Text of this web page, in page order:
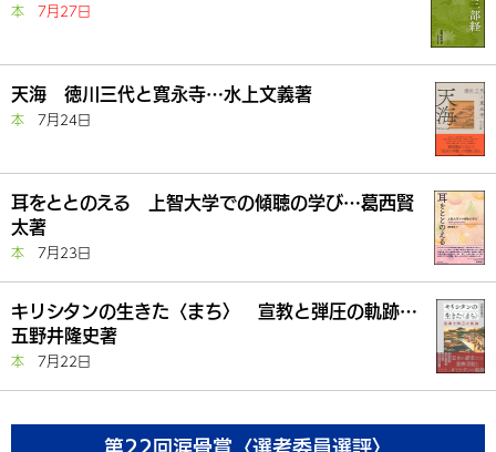
本 7月27日
天海 徳川三代と寛永寺…水上文義著
本 7月24日
耳をととのえる 上智大学での傾聴の学び…葛西賢
太著
本 7月23日
キリシタンの生きた〈まち〉 宣教と弾圧の軌跡…
五野井隆史著
本 7月22日
第22回涙骨賞〈選考委員選評〉